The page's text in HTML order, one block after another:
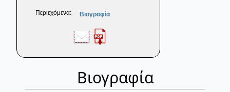
Περιεχόμενα: Βιογραφία
Βιογραφία